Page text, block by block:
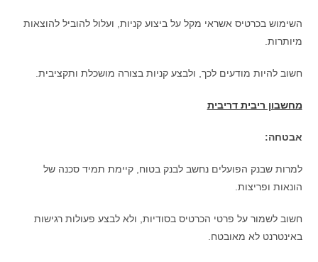
השימוש בכרטיס אשראי מקל על ביצוע קניות, ועלול להוביל להוצאות
מיותרות.
חשוב להיות מודעים לכך, ולבצע קניות בצורה מושכלת ותקציבית.
מחשבון ריבית דריבית
אבטחה:
למרות שבנק הפועלים נחשב לבנק בטוח, קיימת תמיד סכנה של
הונאות ופריצות.
חשוב לשמור על פרטי הכרטיס בסודיות, ולא לבצע פעולות רגישות
באינטרנט לא מאובטח.